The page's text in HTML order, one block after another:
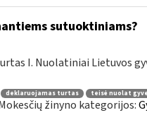
sutuoktiniams?
I. Nuolatiniai Lietuvos
deklaruojamas turtas teisė nuolat
žinyno kategorijos: